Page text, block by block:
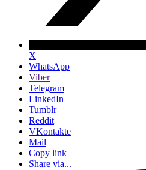
X
WhatsApp
Viber
Telegram
LinkedIn
Tumblr
Reddit
VKontakte
Mail
Copy link
Share via...